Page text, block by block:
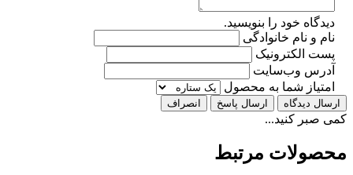
خود را بنویسید.
و نام خانوادگی
الکترونیک
وب‌سایت
شما به محصول
دیدگاه ارسال پاسخ انصراف
کنید...
مرتبط